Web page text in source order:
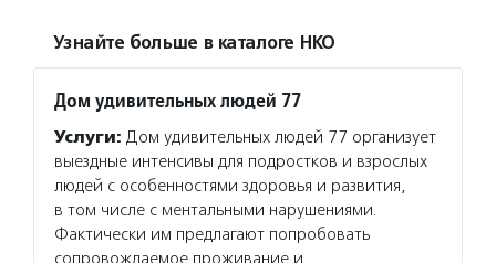
Узнайте больше в каталоге НКО
Дом удивительных людей 77
Услуги: Дом удивительных людей 77 организует
выездные интенсивы для подростков и взрослых
людей с особенностями здоровья и развития,
в том числе с ментальными нарушениями.
Фактически им предлагают попробовать
сопровождаемое проживание и…